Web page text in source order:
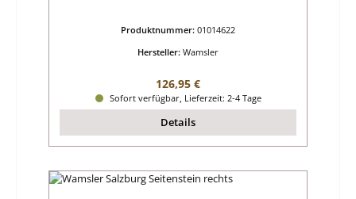
Produktnummer: 01014622
Hersteller: Wamsler
Regulärer Preis:
126,95 €
Sofort verfügbar, Lieferzeit: 2-4 Tage
Details